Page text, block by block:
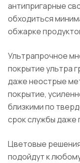
антипригарные
обходиться
обжарке
Ультрапрочное
покрытие ультра
даже неострые
покрытие,
близкими по
срок службы даже
Цветовые
подойдут к